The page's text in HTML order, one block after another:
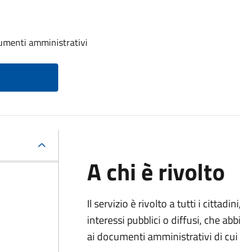
amministrativi
A chi è rivolto
Il servizio è rivolto a tutti i
interessi pubblici o diffusi, che
ai documenti amministrativi di cui